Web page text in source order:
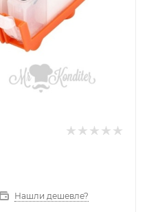
Нашли дешевле?